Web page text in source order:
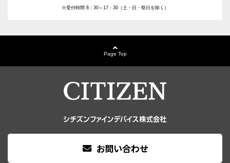
※受付時間 8：30～17：30（土・日・祭日を除く）
Page Top
お問い合わせ